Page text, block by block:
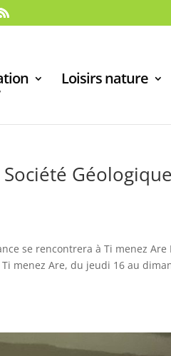
Loisirs nature
se rencontrera à Ti menez Are
menez Are, du jeudi 16 au